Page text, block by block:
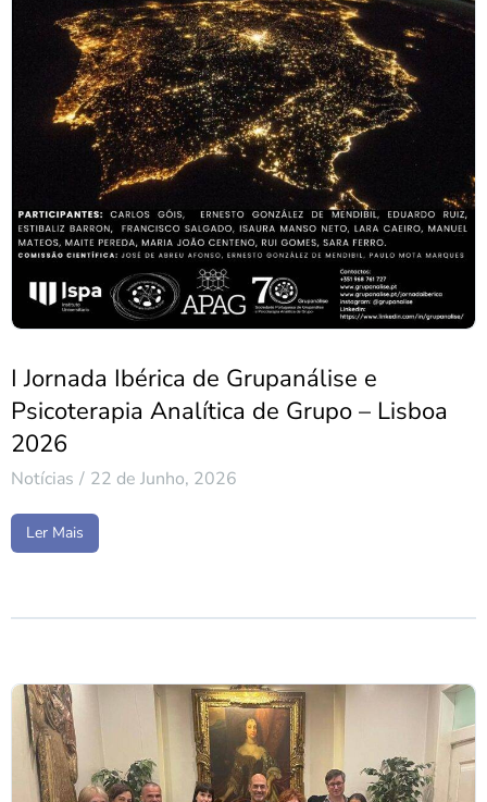
I Jornada Ibérica de Grupanálise e
Psicoterapia Analítica de Grupo – Lisboa
2026
Notícias 22 de Junho, 2026
Ler Mais